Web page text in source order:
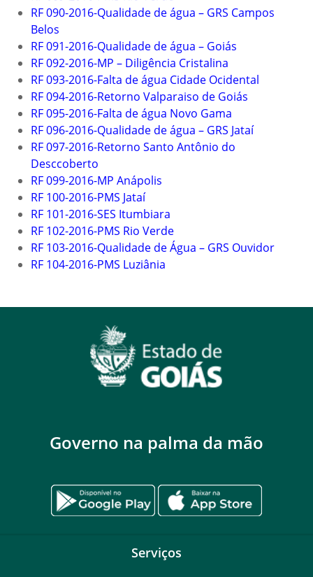
RF 090-2016-Qualidade de água – GRS Campos
Belos
RF 091-2016-Qualidade de água – Goiás
RF 092-2016-MP – Diligência Cristalina
RF 093-2016-Falta de água Cidade Ocidental
RF 094-2016-Retorno Valparaiso de Goiás
RF 095-2016-Falta de água Novo Gama
RF 096-2016-Qualidade de água – GRS Jataí
RF 097-2016-Retorno Santo Antônio do
Desccoberto
RF 099-2016-MP Anápolis
RF 100-2016-PMS Jataí
RF 101-2016-SES Itumbiara
RF 102-2016-PMS Rio Verde
RF 103-2016-Qualidade de Água – GRS Ouvidor
RF 104-2016-PMS Luziânia
Governo na palma da mão
Serviços